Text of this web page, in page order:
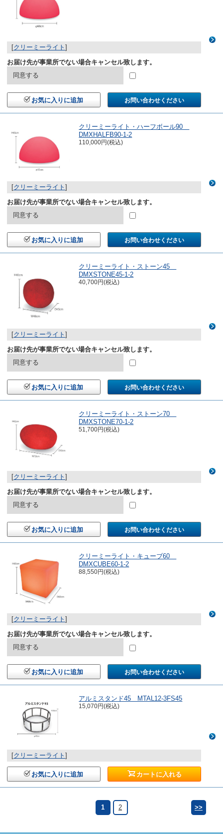
[クリーミーライト ]
お届け先が事業所でない場合キャンセル致します。
同意する
お気に入りに追加 お問い合わせください
クリーミーライト・ハーフボール90
DMXHALFB90-1-2
110,000円(税込)
[クリーミーライト ]
お届け先が事業所でない場合キャンセル致します。
同意する
お気に入りに追加 お問い合わせください
クリーミーライト・ストーン45
DMXSTONE45-1-2
40,700円(税込)
[クリーミーライト ]
お届け先が事業所でない場合キャンセル致します。
同意する
お気に入りに追加 お問い合わせください
クリーミーライト・ストーン70
DMXSTONE70-1-2
51,700円(税込)
[クリーミーライト ]
お届け先が事業所でない場合キャンセル致します。
同意する
お気に入りに追加 お問い合わせください
クリーミーライト・キューブ60
DMXCUBE60-1-2
88,550円(税込)
[クリーミーライト ]
お届け先が事業所でない場合キャンセル致します。
同意する
お気に入りに追加 お問い合わせください
アルミスタンド45 MTAL12-3FS45
15,070円(税込)
[クリーミーライト ]
お気に入りに追加 カートに入れる
1 2 >>